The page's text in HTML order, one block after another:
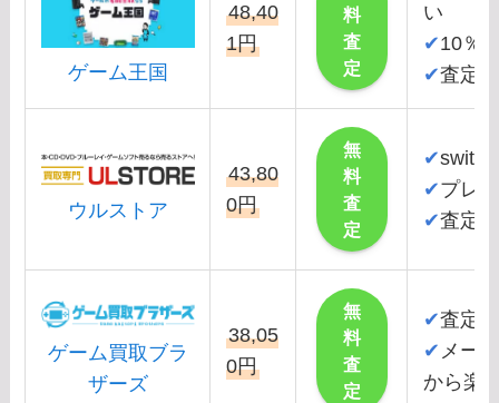
ゲーム王国
48,40
1円
料
査
定
い
✔10％
✔査定
ウルストア
43,80
0円
無
料
査
定
✔
✔プレ
✔査定
ゲーム買取ブラ
ザーズ
38,05
0円
無
料
査
定
✔査定
✔ メー
から楽